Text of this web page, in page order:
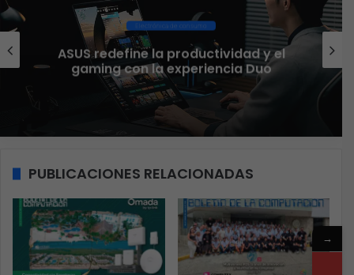
Ciberseguridad
El 73% de las empresas en LATAM
aseguran que el phishing sigue
funcionando
PUBLICACIONES RELACIONADAS
→